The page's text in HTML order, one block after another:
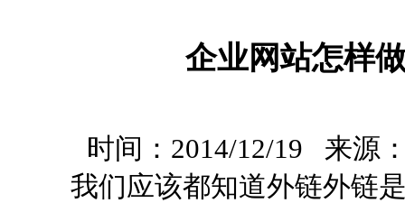
企业网站怎样
时间：2014/12/19 来源
我们应该都知道外链外链是